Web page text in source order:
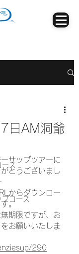
ス
コース
日AM洞爺
サップツアーに
とうございまし
からダウンロー
。
期限ですが、お
お願いいたしま
290